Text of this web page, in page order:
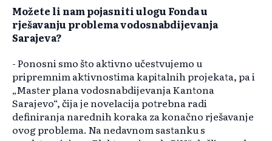
Možete li nam pojasniti ulogu Fonda u
rješavanju problema vodosnabdijevanja
Sarajeva?
- Ponosni smo što aktivno učestvujemo u
pripremnim aktivnostima kapitalnih projekata, pa i
„Master plana vodosnabdijevanja Kantona
Sarajevo“, čija je novelacija potrebna radi
definiranja narednih koraka za konačno rješavanje
ovog problema. Na nedavnom sastanku s